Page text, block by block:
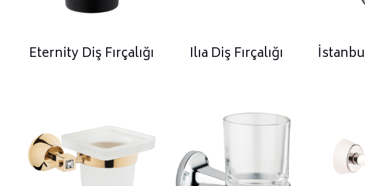
Eternity Diş Fırçalığı Ilıa Diş Fırçalığı